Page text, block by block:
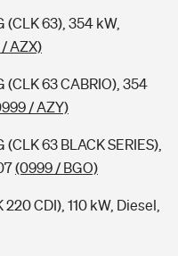
63), 354 kW,
AZX)
63 CABRIO), 354
/ AZY)
63 BLACK SERIES),
(0999 / BGO)
CDI), 110 kW, Diesel,